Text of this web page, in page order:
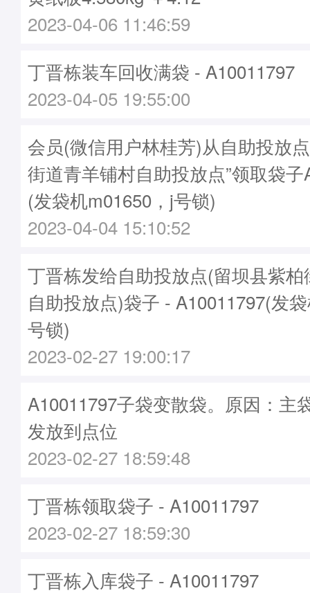
2023-04-06 11:46:59
丁晋栋装车回收满袋 - A10011797
2023-04-05 19:55:00
会员(微信用户林桂芳)从自助投放
街道青羊铺村自助投放点”领取袋子
(发袋机m01650，j号锁)
2023-04-04 15:10:52
丁晋栋发给自助投放点(留坝县紫
自助投放点)袋子 - A10011797(发
号锁)
2023-02-27 19:00:17
A10011797子袋变散袋。原因：主
发放到点位
2023-02-27 18:59:48
丁晋栋领取袋子 - A10011797
2023-02-27 18:59:30
丁晋栋入库袋子 - A10011797